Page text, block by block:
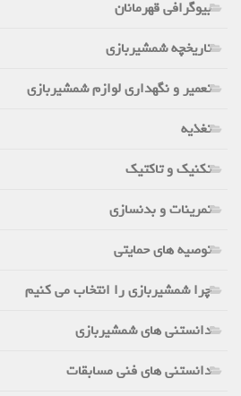
بیوگرافی قهرمانان
تاریخچه شمشیربازی
تعمیر و نگهداری لوازم شمشیربازی
تغذیه
تکنیک و تاکتیک
تمرینات و بدنسازی
توصیه های حمایتی
چرا شمشیربازی را انتخاب می کنیم
دانستنی های شمشیربازی
دانستنی های فنی مسابقات